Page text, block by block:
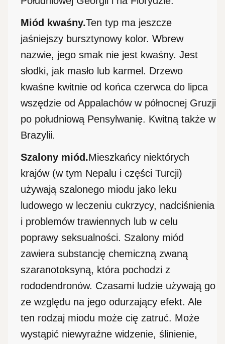
Miód kwaśny.Ten typ ma jeszcze
jaśniejszy bursztynowy kolor. Wbrew
nazwie, jego smak nie jest kwaśny. Jest
słodki, jak masło lub karmel. Drzewo
kwaśne kwitnie od końca czerwca do lipca
wszędzie od Appalachów w północnej Gruzji
po południową Pensylwanię. Kwitną także w
Brazylii.
Szalony miód.Mieszkańcy niektórych
krajów (w tym Nepalu i części Turcji)
używają szalonego miodu jako leku
ludowego w leczeniu cukrzycy, nadciśnienia
i problemów trawiennych lub w celu
poprawy seksualności. Szalony miód
zawiera substancję chemiczną zwaną
szaranotoksyną, która pochodzi z
rododendronów. Czasami ludzie używają go
ze względu na jego odurzający efekt. Ale
ten rodzaj miodu może cię zatruć. Może
wystąpić niewyraźne widzenie, ślinienie,